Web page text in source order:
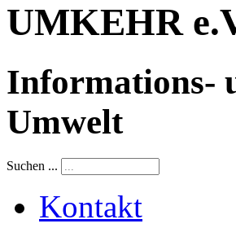
UMKEHR
Informations-
Umwelt
Suchen ...
Kontakt